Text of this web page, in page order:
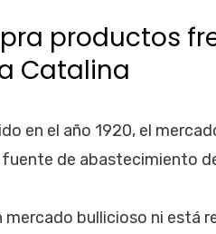
productos
Catalina
en el año 1920, el
fuente de abastecimiento
mercado bullicioso ni está